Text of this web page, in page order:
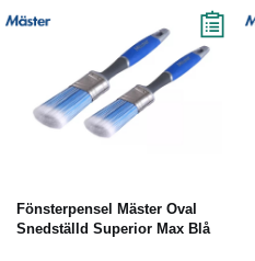
Fönsterpensel Mäster Oval
Snedställd Superior Max Blå